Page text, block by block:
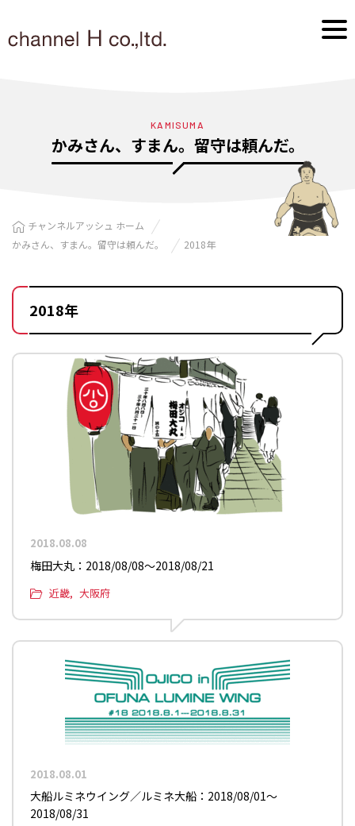
KAMISUMA
かみさん、すまん。留守は頼んだ。
チャンネルアッシュ ホーム
かみさん、すまん。留守は頼んだ。
2018年
2018年
2018.08.08
梅田大丸：2018/08/08〜2018/08/21
近畿 大阪府
2018.08.01
大船ルミネウイング／ルミネ大船：2018/08/01〜
2018/08/31